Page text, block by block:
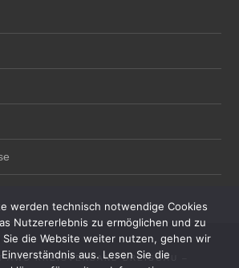
AWO KREISVERBAND BREISGAU –
werden technisch notwendige Cookies
Nutzererlebnis zu ermöglichen und zu
Sie die Website weiter nutzen, gehen wir
aus. Lesen Sie die